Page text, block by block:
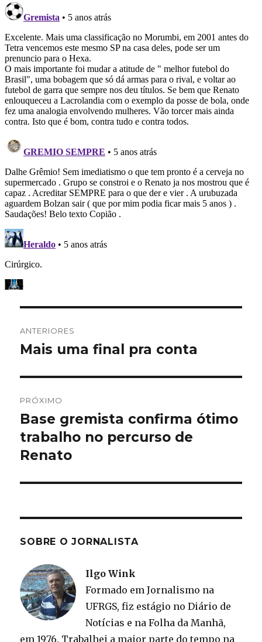
de
ANTERIORES
Post
Mais uma final pra conta
PRÓXIMO
Próximo
post:
Base gremista confirma ótimo
trabalho no percurso de
Renato
SOBRE O JORNALISTA
Ilgo Wink
Formado em Jornalismo na
UFRGS, fiz estágio no Diário de
Notícias e na Folha da Manhã,
em 1976. Trabalhei a maior parte do tempo na